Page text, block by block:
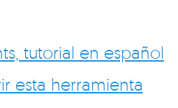
tutorial en español
esta herramienta